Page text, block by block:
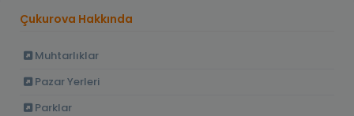
Çukurova Hakkında
Muhtarlıklar
Pazar Yerleri
Parklar